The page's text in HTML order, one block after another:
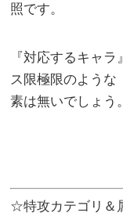
照です。
『対応するキャ
ス限極限のような
素は無いでしょう
☆特攻カテゴリ＆